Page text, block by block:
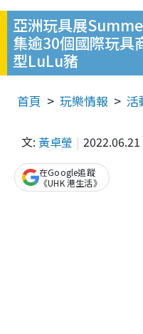
亞洲玩具展
集逾30個國際玩具
型LuLu豬
首頁 玩樂情報 活
文: 黃卓瑩 2022.06.21
在Google追蹤
《UHK 港生活》